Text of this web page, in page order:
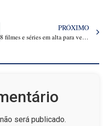
PRÓXIMO
8 filmes e séries em alta para ver na Netflix neste fim de semana
será publicado.